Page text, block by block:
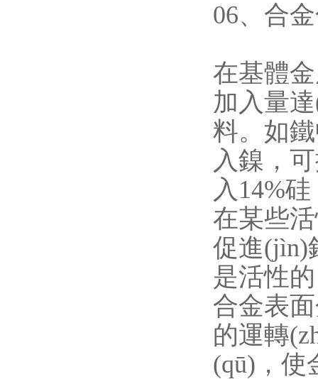
06、合
在基體金
加入量達
料。如鐵
入鎳
入14%硅
在某些
促進(jìn)
是活性
合金表
的運轉
(qū)，